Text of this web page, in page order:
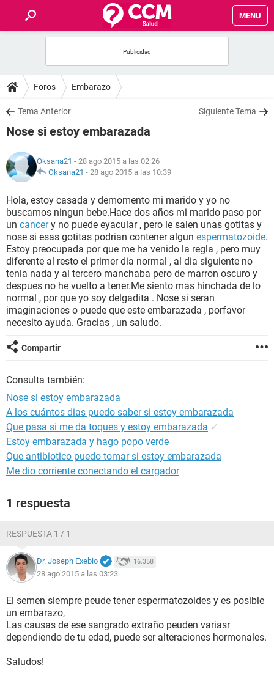
MENU
FOROS
SALUD
NUTRICIÓN
BIENESTAR
SEXUALIDAD
GLOSARIO
Foros Embarazo
Tema Anterior Siguiente Tema
Nose si estoy embarazada
Oksana21 - 28 ago 2015 a las 02:26
Oksana21 - 28 ago 2015 a las 10:39
Hola, estoy casada y demomento mi marido y yo no
buscamos ningun bebe.Hace dos años mi marido paso por
un cancery no puede eyacular , pero le salen unas gotitas y
nose si esas gotitas podrian contener algun espermatozoide.
Estoy preocupada por que me ha venido la regla , pero muy
diferente al resto el primer dia normal , al dia siguiente no
tenia nada y al tercero manchaba pero de marron oscuro y
despues no he vuelto a tener.Me siento mas hinchada de lo
normal , por que yo soy delgadita . Nose si seran
imaginaciones o puede que este embarazada , porfavor
necesito ayuda. Gracias , un saludo.
Compartir
Consulta también:
Nose si estoy embarazada
A los cuántos dias puedo saber si estoy embarazada
Que pasa si me da toques y estoy embarazada ✓
Estoy embarazada y hago popo verde
Que antibiotico puedo tomar si estoy embarazada
Me dio corriente conectando el cargador
1 respuesta
RESPUESTA 1 / 1
Dr. Joseph Exebio 16.358
28 ago 2015 a las 03:23
El semen siempre peude tener espermatozoides y es posible
un embarazo,
Las causas de ese sangrado extraño peuden variasr
dependiendo de tu edad, puede ser alteraciones hormonales.
Saludos!